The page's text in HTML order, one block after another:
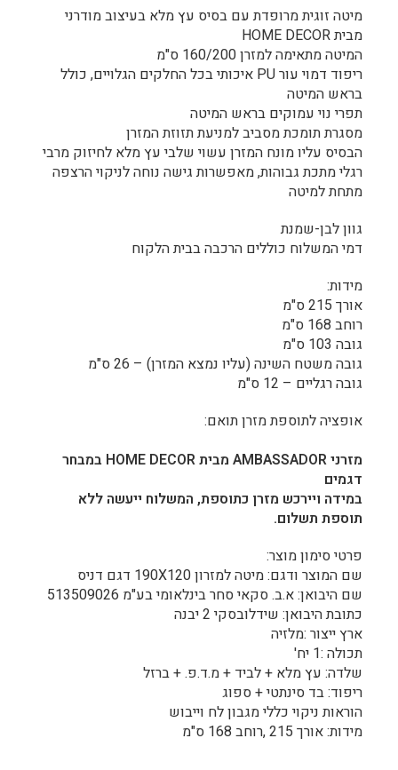
מיטה זוגית מרופדת עם בסיס עץ מלא בעיצוב מודרני
מבית HOME DECOR
המיטה מתאימה למזרן 160/200 ס"מ
ריפוד דמוי עור PU איכותי בכל החלקים הגלויים, כולל
בראש המיטה
תפרי נוי עמוקים בראש המיטה
מסגרת תומכת מסביב למניעת תזוזת המזרן
הבסיס עליו מונח המזרן עשוי שלבי עץ מלא לחיזוק מרבי
רגלי מתכת גבוהות, מאפשרות גישה נוחה לניקוי הרצפה
מתחת למיטה
גוון לבן-שמנת
דמי המשלוח כוללים הרכבה בבית הלקוח
מידות:
אורך 215 ס"מ
רוחב 168 ס"מ
גובה 103 ס"מ
גובה משטח השינה (עליו נמצא המזרן) – 26 ס"מ
גובה רגליים – 12 ס"מ
אופציה לתוספת מזרן תואם:
מזרני AMBASSADOR מבית HOME DECOR במבחר
דגמים
במידה ויירכש מזרן כתוספת, המשלוח ייעשה ללא
תוספת תשלום.
פרטי סימון מוצר:
שם המוצר ודגם: מיטה למזרון 190X120 דגם דניס
שם היבואן: א.ב. סקאי סחר בינלאומי בע"מ 513509026
כתובת היבואן: שידלובסקי 2 יבנה
ארץ ייצור :מלזיה
תכולה :1 יח'
שלדה: עץ מלא + לביד + מ.ד.פ. + ברזל
ריפוד: בד סינתטי + ספוג
הוראות ניקוי כללי מגבון לח וייבוש
מידות: אורך 215 ,רוחב 168 ס"מ